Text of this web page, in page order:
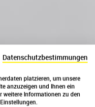
Datenschutzbestimmungen
platzieren, um unsere
anzuzeigen und Ihnen ein
weitere Informationen zu den